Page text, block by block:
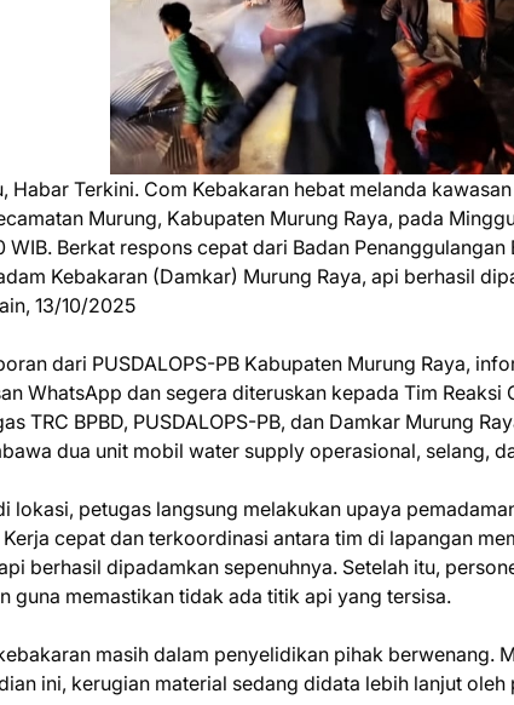
Habar Terkini. Com Kebakaran hebat melanda
Murung, Kabupaten Murung Raya, pada
WIB. Berkat respons cepat dari Badan Penanggulangan
Kebakaran (Damkar) Murung Raya, api berhasil
13/10/2025
dari PUSDALOPS-PB Kabupaten Murung Raya,
WhatsApp dan segera diteruskan kepada Tim Reaksi
TRC BPBD, PUSDALOPS-PB, dan Damkar Murung
dua unit mobil water supply operasional, selang,
lokasi, petugas langsung melakukan upaya
Kerja cepat dan terkoordinasi antara tim di lapangan
berhasil dipadamkan sepenuhnya. Setelah itu,
guna memastikan tidak ada titik api yang tersisa.
masih dalam penyelidikan pihak berwenang.
ini, kerugian material sedang didata lebih lanjut oleh